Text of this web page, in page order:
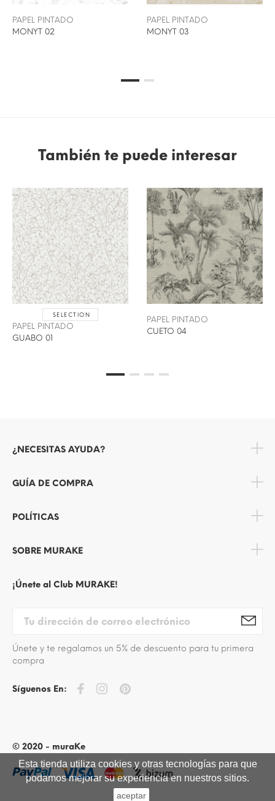
PAPEL PINTADO
MONYT 02
PAPEL PINTADO
MONYT 03
También te puede interesar
SELECTION
PAPEL PINTADO
GUABO 01
PAPEL PINTADO
CUETO 04
¿NECESITAS AYUDA?
GUÍA DE COMPRA
POLÍTICAS
SOBRE MURAKE
¡Únete al Club MURAKE!
Únete y te regalamos un 5% de descuento para tu primera
compra
Síguenos En:
© 2020 - muraKe
Esta tienda utiliza cookies y otras tecnologías para que
podamos mejorar su experiencia en nuestros sitios.
aceptar